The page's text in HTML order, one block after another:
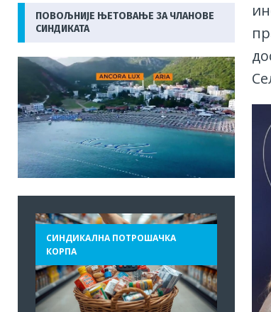
ПОВОЉНИЈЕ ЊЕТОВАЊЕ ЗА ЧЛАНОВЕ
СИНДИКАТА
СИНДИКАЛНА ПОТРОШАЧКА
КОРПА